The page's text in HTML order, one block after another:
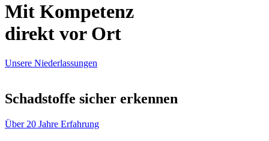
Mit Kompetenz
direkt vor Ort
Unsere Niederlassungen
Schadstoffe sicher erkennen
Über 20 Jahre Erfahrung